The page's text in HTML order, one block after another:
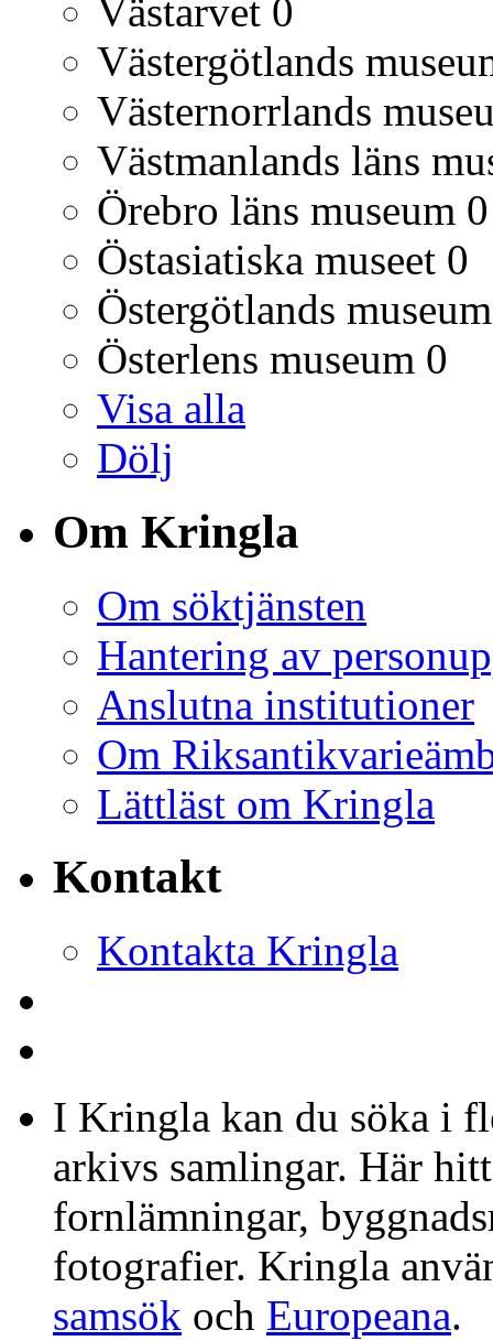
Västarvet 0
Västergötlands
Västernorrlands
Västmanlands läns
Örebro läns museum 0
Östasiatiska museet 0
Östergötlands museum
Österlens museum 0
Visa alla
Dölj
Om Kringla
Om söktjänsten
Hantering av
Anslutna institutioner
Om
Lättläst om Kringla
Kontakt
Kontakta Kringla
I Kringla kan du söka i
arkivs samlingar. Här
fornlämningar,
fotografier. Kringla
samsök och Europeana.